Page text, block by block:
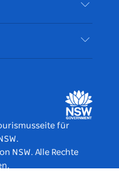
ein
für
NSW. Alle Rechte